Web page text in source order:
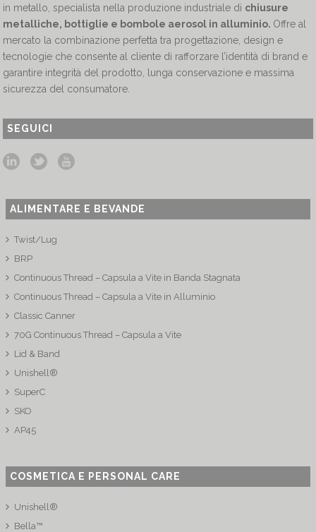
in metallo, specialista nella produzione industriale di chiusure
metalliche, bottiglie e bombole aerosol in alluminio. Offre al
mercato la combinazione perfetta tra progettazione, design e
tecnologie che consente al cliente di rafforzare l’identità di brand e
garantire integrità del prodotto, lunga conservazione e massima
sicurezza del consumatore.
SEGUICI
ALIMENTARE E BEVANDE
Twist/Lug
BRP
Continuous Thread – Capsula a Vite in Banda Stagnata
Continuous Thread – Capsula a Vite in Alluminio
Classic Canner
70G Continuous Thread – Capsula a Vite
Lid & Band
Unishell®
SuperC
SKO
AP45
COSMETICA E PERSONAL CARE
Unishell®
Bella™